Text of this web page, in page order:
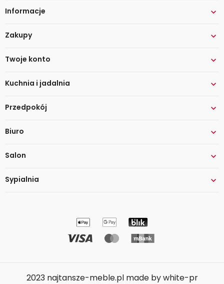
Informacje 
Zakupy 
Twoje konto 
Kuchnia i jadalnia 
Przedpokój 
Biuro 
Salon 
Sypialnia 
2023 najtansze-meble.pl made by white-pr